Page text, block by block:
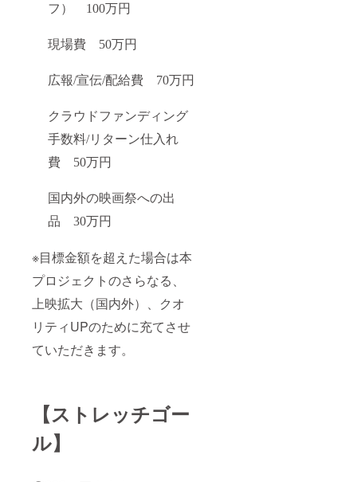
フ） 100万円
現場費 50万円
広報/宣伝/配給費 70万円
クラウドファンディング
手数料/リターン仕入れ
費 50万円
国内外の映画祭への出
品 30万円
※目標金額を超えた場合は本
プロジェクトのさらなる、
上映拡大（国内外）、クオ
リティUPのために充てさせ
ていただきます。
【ストレッチゴー
ル】